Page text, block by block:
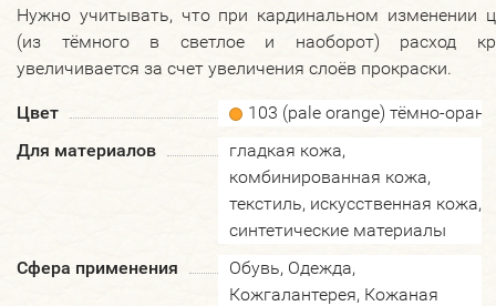
Нужно учитывать, что при кардинальном изменении
(из тёмного в светлое и наоборот) расход
увеличивается за счет увеличения слоёв прокраски.
Цвет
103 (pale orange) тёмно-
Для материалов
гладкая кожа,
комбинированная кожа,
текстиль, искусственная кожа,
синтетические материалы
Сфера применения
Обувь, Одежда,
Кожгалантерея, Кожаная